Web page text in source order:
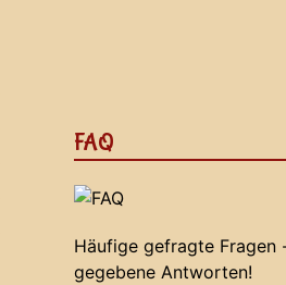
FAQ
Häufige gefragte Fragen
gegebene Antworten!